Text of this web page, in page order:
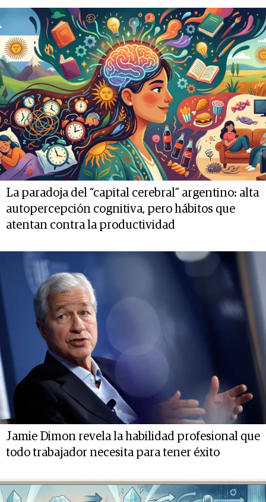
La paradoja del “capital cerebral” argentino: alta
autopercepción cognitiva, pero hábitos que
atentan contra la productividad
Jamie Dimon revela la habilidad profesional que
todo trabajador necesita para tener éxito